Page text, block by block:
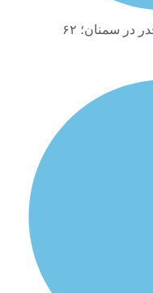
اجرا ۲ عملیات کشف مواد مخدر در سمنان؛ ۶۲